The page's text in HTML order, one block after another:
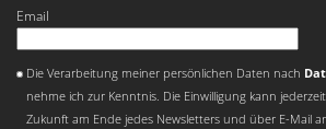
Email
Die Verarbeitung meiner persönlichen Daten nach
nehme ich zur Kenntnis. Die Einwilligung kann
Zukunft am Ende jedes Newsletters und über E-Mail